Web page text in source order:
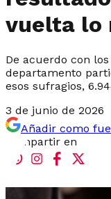
vuelta lo
De acuerdo con
departamento
esos sufragios,
3 de junio de 2026
Añadir como
Compartir en